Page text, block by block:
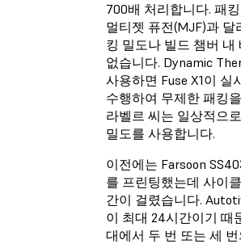
700배 처리합니다. 패
멀티젯 퓨전(MJF)과 달
킹 밀도나 빌드 챔버 내
없습니다. Dynamic
사용하면 Fuse X1이 실
수행하여 무제한 패킹
라벨르 씨는 일상적으
밀도를 사용합니다.
이전에는 Farsoon
를 프린팅했는데 사이
간이 걸렸습니다.
이 최대 24시간이기 때
대에서 두 번 또는 세